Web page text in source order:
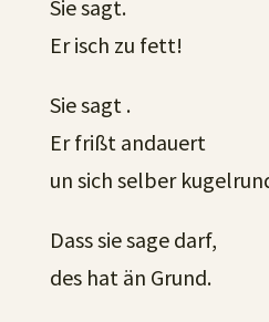
Sie sagt.
Er isch zu fett!
Sie sagt .
Er frißt andauert
un sich selber
Dass sie sage darf,
des hat än Grund.